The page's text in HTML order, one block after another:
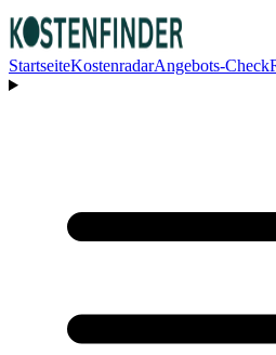
StartseiteKostenradarAngebots-Check